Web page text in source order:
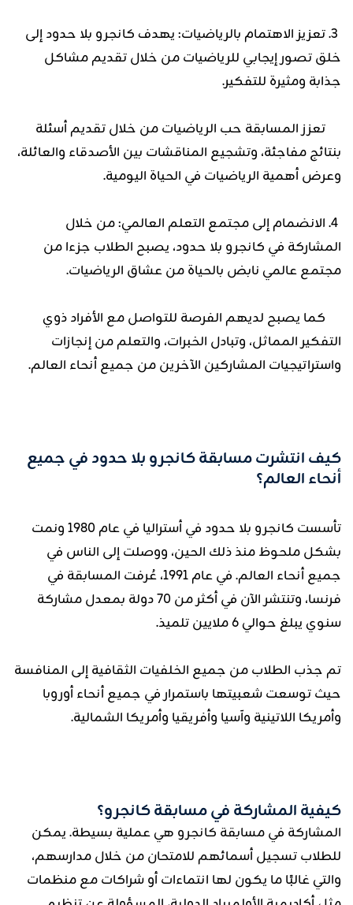
3. تعزيز الاهتمام بالرياضيات: يهدف كانجرو بلا حدود إلى
خلق تصور إيجابي للرياضيات من خلال تقديم مشاكل
جذابة ومثيرة للتفكير.
تعزز المسابقة حب الرياضيات من خلال تقديم أسئلة
بنتائج مفاجئة، وتشجيع المناقشات بين الأصدقاء والعائلة،
وعرض أهمية الرياضيات في الحياة اليومية.
4. الانضمام إلى مجتمع التعلم العالمي: من خلال
المشاركة في كانجرو بلا حدود، يصبح الطلاب جزءا من
مجتمع عالمي نابض بالحياة من عشاق الرياضيات.
كما يصبح لديهم الفرصة للتواصل مع الأفراد ذوي
التفكير المماثل، وتبادل الخبرات، والتعلم من إنجازات
واستراتيجيات المشاركين الآخرين من جميع أنحاء العالم.
كيف انتشرت مسابقة كانجرو بلا حدود في جميع
أنحاء العالم؟
تأسست كانجرو بلا حدود في أستراليا في عام 1980 ونمت
بشكل ملحوظ منذ ذلك الحين، ووصلت إلى الناس في
جميع أنحاء العالم. في عام 1991، عُرفت المسابقة في
فرنسا، وتنتشر الآن في أكثر من 70 دولة بمعدل مشاركة
سنوي يبلغ حوالي 6 ملايين تلميذ.
تم جذب الطلاب من جميع الخلفيات الثقافية إلى المنافسة
حيث توسعت شعبيتها باستمرار في جميع أنحاء أوروبا
وأمريكا اللاتينية وآسيا وأفريقيا وأمريكا الشمالية.
كيفية المشاركة في مسابقة كانجرو؟
المشاركة في مسابقة كانجرو هي عملية بسيطة. يمكن
للطلاب تسجيل أسمائهم للامتحان من خلال مدارسهم،
والتي غالبًا ما يكون لها انتماءات أو شراكات مع منظمات